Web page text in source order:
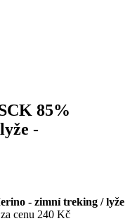
85%
-
- zimní treking / lyže
za cenu 240 Kč